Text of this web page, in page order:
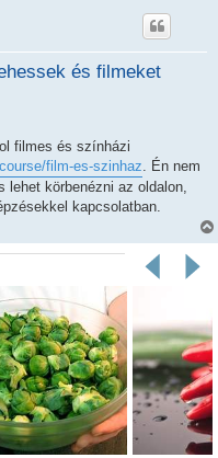
és filmeket
filmes és színházi
film-es-szinhaz . Én nem
körbenézni az oldalon,
kapcsolatban.